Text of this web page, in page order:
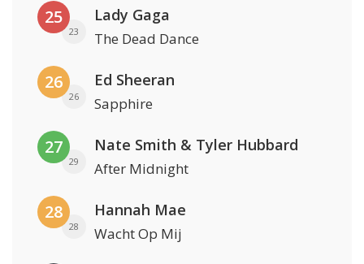
25
23
Lady Gaga
The Dead Dance
26
26
Ed Sheeran
Sapphire
27
29
Nate Smith & Tyler Hubbard
After Midnight
28
28
Hannah Mae
Wacht Op Mij